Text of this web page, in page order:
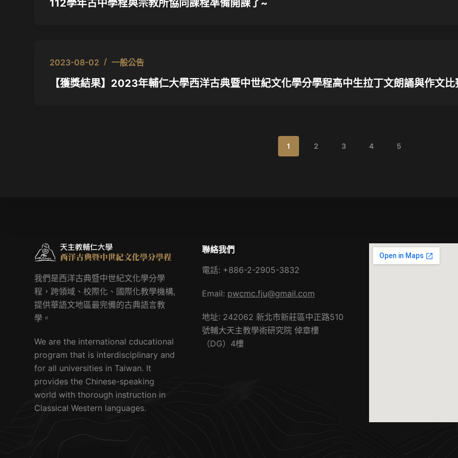
112學年古中學程與宗教所協同課程準備開課了~
2023-08-02 一般公告
【獲獎結果】2023年輔仁大學西洋古典暨中世紀文化學分學程高中生拉丁文朗誦與作文比
1 2 3 4 5
我們是西洋古典暨中世紀文化學分學
程，跨領域、校際化、國際化教學機構,
提供華語文地區最完備的古典語言教
學。
We are the international cducational
program that is interdisciplinary and
for all universities in Taiwan. It
provides the Chinese-speaking
world with thorough instruction in
Classical Western languages.
聯絡我們
電話: +886-2-2905-3832
Email: pwcmc.fju@gmail.com
地址: 242062 新北市新莊區中正路510
號輔大天主教學術研究院 倬章樓
（DG）4樓